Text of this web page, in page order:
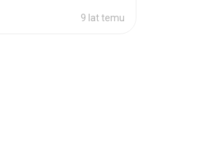
9 lat temu